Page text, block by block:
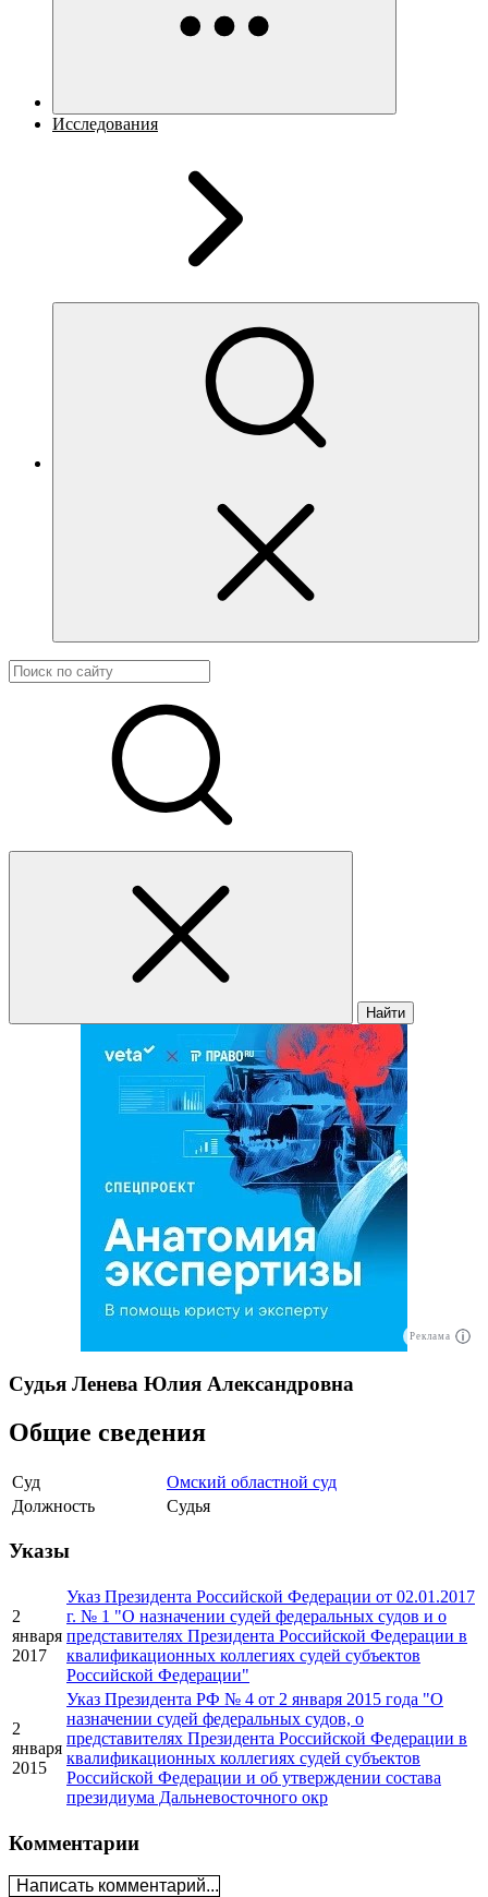
Исследования
Найти
Реклама
Судья Ленева Юлия Александровна
Общие сведения
Суд
Омский областной суд
Должность
Судья
Указы
2
января
2017
Указ Президента Российской Федерации от 02.01.2017
г. № 1 "О назначении судей федеральных судов и о
представителях Президента Российской Федерации в
квалификационных коллегиях судей субъектов
Российской Федерации"
2
января
2015
Указ Президента РФ № 4 от 2 января 2015 года "О
назначении судей федеральных судов, о
представителях Президента Российской Федерации в
квалификационных коллегиях судей субъектов
Российской Федерации и об утверждении состава
президиума Дальневосточного окр
Комментарии
Написать комментарий...